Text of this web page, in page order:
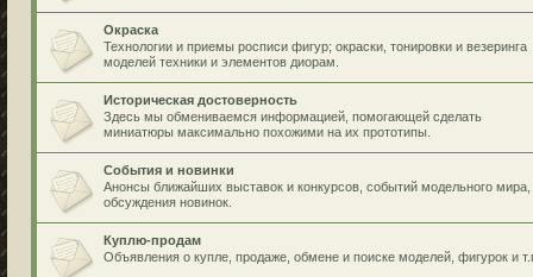
Окраска
Технологии и приемы росписи фигур; окраски, тонировки и везеринга
моделей техники и элементов диорам.
Историческая достоверность
Здесь мы обмениваемся информацией, помогающей сделать
миниатюры максимально похожими на их прототипы.
События и новинки
Анонсы ближайших выставок и конкурсов, событий модельного мира,
обсуждения новинок.
Куплю-продам
Объявления о купле, продаже, обмене и поиске моделей, фигурок и